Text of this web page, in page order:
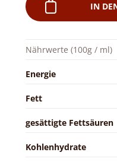
IN
Nährwerte (100g / ml)
Energie
Fett
gesättigte Fettsäuren
Kohlenhydrate